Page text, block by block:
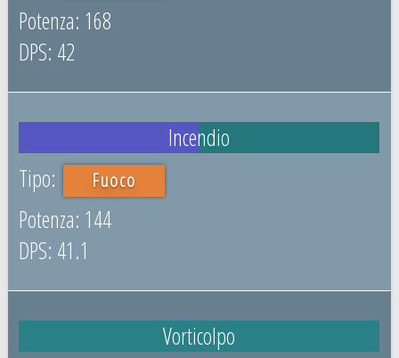
168
42
Incendio
Fuoco
144
41.1
Vorticolpo